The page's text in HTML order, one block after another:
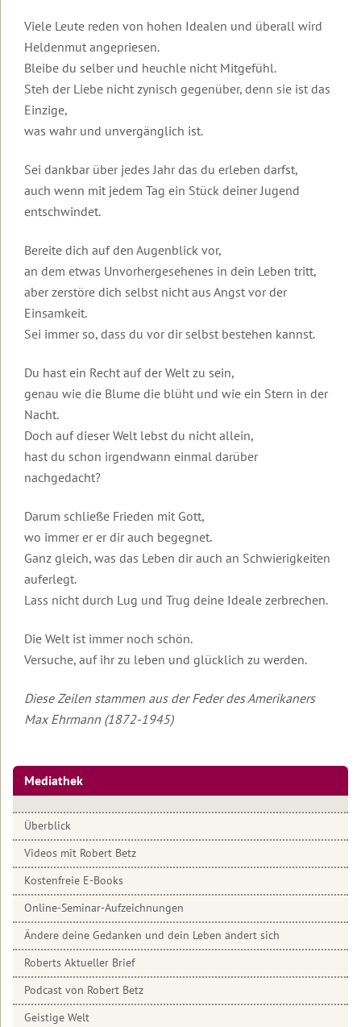
Beziehung
Partnerschaft
Führungskräfte-
Seminare
Sonderevents
für
TT-
Therapeuten
Events
in
anspruchsvollen
Zeiten?
Wie
wahre
Liebe
gelingt
Events
Rückmeldungen
unserer
Seminarteilnehmer
Gruppen,
Termine
und
Hotels
Rückmeldungen
Video
Kosten
2027
Rückmeldungen
Roberts
Aktueller
Brief
Einleitung
2025
2023
2022
Archiv
Podcast
von
Robert
Betz
Geistige
Für
Freunde
der
Botschaften
der
Geistigen
Welt
2021
2019
2018
Robert
in
den
Medien
Interviews
Interviews
Artikel
über
Robert
von
Robert
Betz
Einleitung
Schlüsseltexte
Unterschätzt
spirituelle
Dimension
dieser
Krise!
Dich
selbst
zu
lieben,
Liebe
frei
Mein
zum
werden
schwarze
Federn
...liebe
einen
Mann
Ein
Brief
von
Clairvaux
Viele Leute reden von hohen Idealen und überall wird
Heldenmut angepriesen.
Bleibe du selber und heuchle nicht Mitgefühl.
Steh der Liebe nicht zynisch gegenüber, denn sie ist das
Einzige,
was wahr und unvergänglich ist.
Sei dankbar über jedes Jahr das du erleben darfst,
auch wenn mit jedem Tag ein Stück deiner Jugend
entschwindet.
Bereite dich auf den Augenblick vor,
an dem etwas Unvorhergesehenes in dein Leben tritt,
aber zerstöre dich selbst nicht aus Angst vor der
Einsamkeit.
Sei immer so, dass du vor dir selbst bestehen kannst.
Du hast ein Recht auf der Welt zu sein,
genau wie die Blume die blüht und wie ein Stern in der
Nacht.
Doch auf dieser Welt lebst du nicht allein,
hast du schon irgendwann einmal darüber
nachgedacht?
Darum schließe Frieden mit Gott,
wo immer er er dir auch begegnet.
Ganz gleich, was das Leben dir auch an Schwierigkeiten
auferlegt.
Lass nicht durch Lug und Trug deine Ideale zerbrechen.
Die Welt ist immer noch schön.
Versuche, auf ihr zu leben und glücklich zu werden.
Diese Zeilen stammen aus der Feder des Amerikaners
Max Ehrmann (1872-1945)
Mediathek
Überblick
Videos mit Robert Betz
Kostenfreie E-Books
Online-Seminar-Aufzeichnungen
Ändere deine Gedanken und dein Leben ändert sich
Roberts Aktueller Brief
Podcast von Robert Betz
Geistige Welt